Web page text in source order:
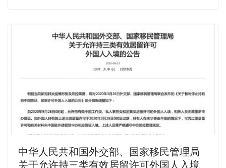
中华人民共和国外交部、国家移民管理局
关于允许持三类有效居留许可外国人入境